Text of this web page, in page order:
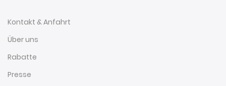
Kontakt & Anfahrt
Über uns
Rabatte
Presse